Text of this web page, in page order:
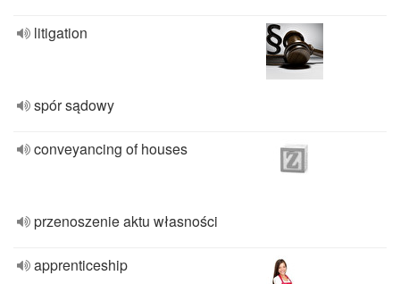
litigation
spór sądowy
conveyancing of houses
przenoszenie aktu własności
apprenticeship